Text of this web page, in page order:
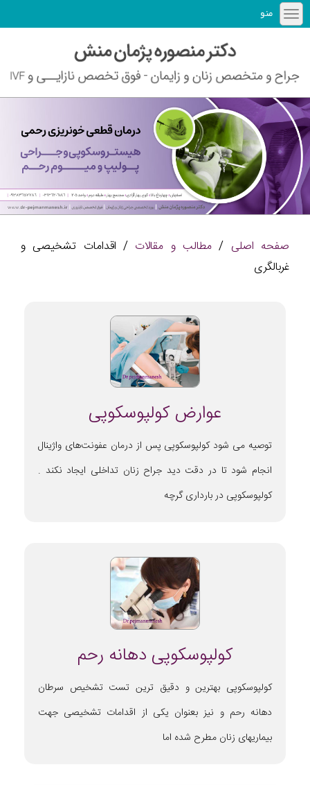
منو
صفحه اصلی / مطالب و مقالات / اقدامات تشخیصی و
غربالگری
عوارض کولپوسکوپی
توصیه می شود کولپوسکوپی پس از درمان عفونت‌های واژینال
انجام شود تا در دقت دید جراح زنان تداخلی ایجاد نکند .
کولپوسکوپی در بارداری گرچه
کولپوسکوپی دهانه رحم
کولپوسکوپی بهترین و دقیق ترین تست تشخیص سرطان
دهانه رحم و نیز بعنوان یکی از اقدامات تشخیصی جهت
بیماریهای زنان مطرح شده اما